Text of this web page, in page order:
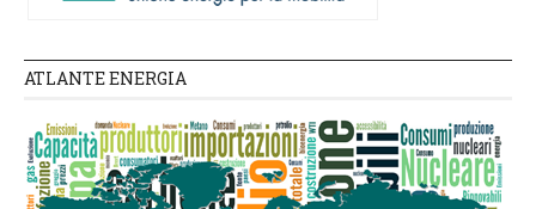
ATLANTE ENERGIA